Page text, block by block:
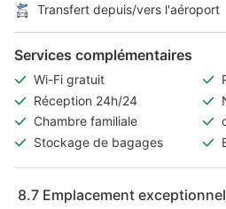
Transfert depuis/vers l'aéroport
Services complémentaires
Wi-Fi gratuit
Réception 24h/24
Chambre familiale
Stockage de bagages
8.7 Emplacement exceptionnel